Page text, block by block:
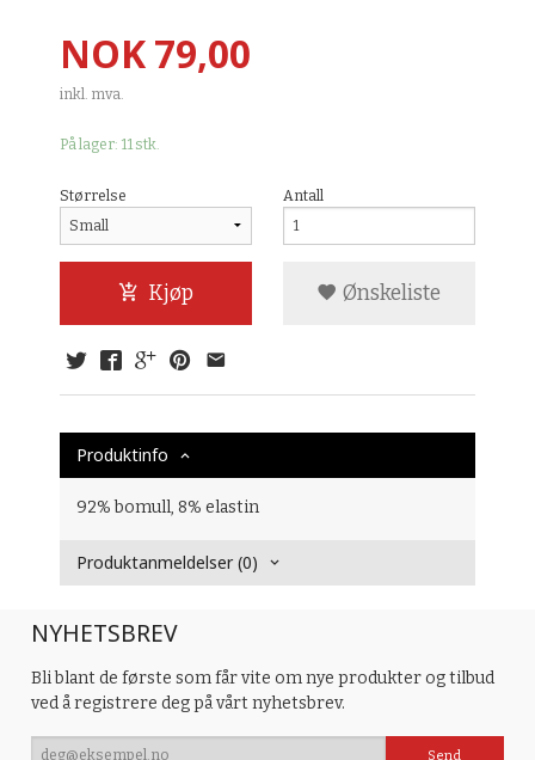
Pris
NOK79,00
inkl. mva.
På lager: 11 stk.
Størrelse Antall
Kjøp Ønskeliste
Produktinfo
92% bomull, 8% elastin
Produktanmeldelser (0)
NYHETSBREV
Bli blant de første som får vite om nye produkter og tilbud
ved å registrere deg på vårt nyhetsbrev.